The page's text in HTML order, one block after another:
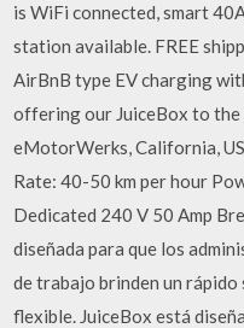
is WiFi connected, smart
station available. FREE
AirBnB type EV charging
offering our JuiceBox to
eMotorWerks, California,
Rate: 40-50 km per hour
Dedicated 240 V 50 Amp
diseñada para que los
de trabajo brinden un rápido
flexible. JuiceBox está